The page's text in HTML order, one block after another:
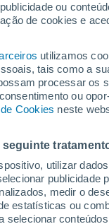
ou
de cookies e
utilizamos
tais como a
processar os
ou
Cookies neste
utilizar
medir o
estatísticas ou
selecionar